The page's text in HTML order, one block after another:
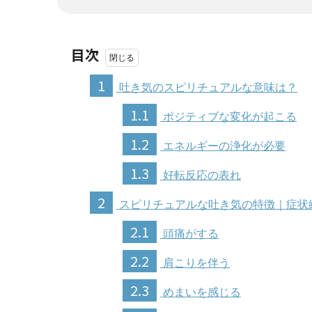
目次
1
吐き気のスピリチュアルな意味は？
1.1 ポジティブな変化が起こる
1.2 エネルギーの浄化が必要
1.3 好転反応の表れ
2 スピリチュアルな吐き気の特徴｜症状
2.1 頭痛がする
2.2 肩こりを伴う
2.3 めまいを感じる